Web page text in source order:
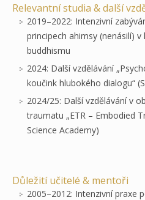
Relevantní studia & další
2019–2022: Intenzivní
principech ahimsy (nenásilí)
buddhismu
2024: Další vzdělávání
koučink hlubokého dialogu“
2024/25: Další vzdělávání v
traumatu „ETR – Embodied
Science Academy)
Důležití učitelé & mentoři
2005–2012: Intenzivní praxe